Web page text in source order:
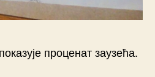
проценат заузећа.